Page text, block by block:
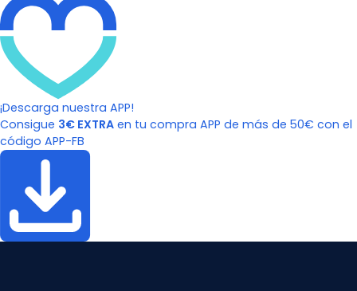
¡Descarga nuestra APP!
Consigue 3€ EXTRA en tu compra APP de más de 50€ con el
código APP-FB